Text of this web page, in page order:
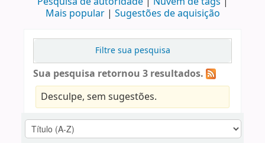
Mais popular
Sugestões de aquisição
Filtre sua pesquisa
Sua pesquisa retornou 3 resultados.
Desculpe, sem sugestões.